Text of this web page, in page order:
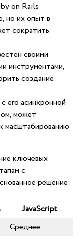
on Rails
но их опыт⁢ в
сократить
своими
инструментами,
​создание
его асинхронной
может
масштабированию
ключевых
с
решение:
JavaScript
Среднее